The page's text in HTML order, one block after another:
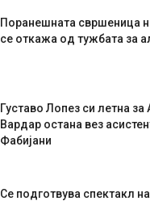
Поранешната свршеница
се откажа од тужбата за
Густаво Лопез си летна за
Вардар остана вез
Фабијани
Се подготвува спектакл